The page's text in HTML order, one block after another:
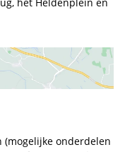
(mogelijke onderdelen